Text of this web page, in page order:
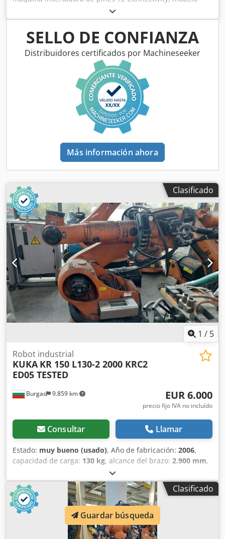
Insertion Machine P 300 de segunda mano, año 2013.
Estado de funcionamiento: "La funcionalidad completa de
la máquina ya no está garantizada. Limitación funcional:
tras el encendido, la inicialización/puesta a cero
automática no funciona." Si está interesado, sin duda
podemos negociar el precio. Tipo de máquina: Insertion
Machine P 300 Número de serie/número de parte: 1-
1372900-4 Fecha de fabricación: 01/2013 Tensión de
alimentación: 230 V Fases: 1P~ Rango de frecuencia: 50/60
Hz Corriente nominal: 2,5 A Corriente máxima: 10 A
Corriente de cortocircuito: 50 kA Codpfx Ajy R I Uweh Dorf
Presión de aire requerida: 6 bar Peso: 1600 kg Si tiene
alguna pregunta o necesita más información, no dude en
enviarnos un mensaje o llamarnos.
SELLO DE CONFIANZA
Distribuidores certificados por Machineseeker
Más información ahora
Clasificado
1 / 5
Burgas 9.859 km
Robot industrial
KUKA KR 150 L130-2 2000 KRC2
ED05 TESTED
EUR 6.000
precio fijo IVA no incluído
Consultar Llamar
Estado: muy bueno (usado), Año de fabricación: 2006,
capacidad de carga: 130 kg, alcance del brazo: 2.900 mm,
KUKA, modelo de controlador:
KRC2, Este sistema está equipado con una unidad de
control KUKA KRC2 y cuenta con el modelo de robot KR 150
L130-2 2000. El robot ofrece una capacidad de carga útil de
130 kg y un alcance de 2900 mm. Es adecuado para
aplicaciones de alta precisión. Principales áreas de
aplicación: Crsdpjw Idw Ijfx Ah Dof Soldadura por puntos y
Clasificado
Guardar búsqueda